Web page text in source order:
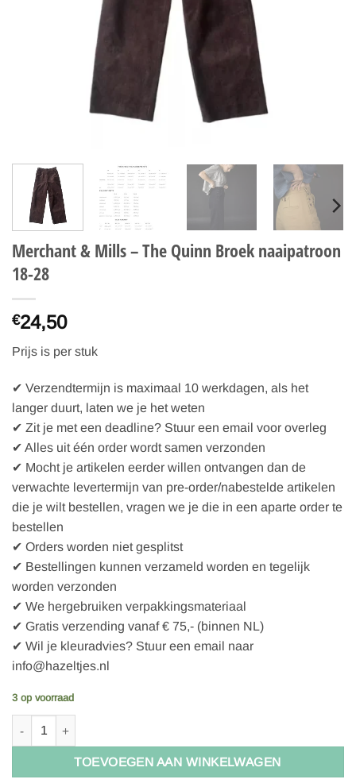
Merchant & Mills – The Quinn Broek naaipatroon
18-28
€24,50
Prijs is per stuk
✔ Verzendtermijn is maximaal 10 werkdagen, als het
langer duurt, laten we je het weten
✔ Zit je met een deadline? Stuur een email voor overleg
✔ Alles uit één order wordt samen verzonden
✔ Mocht je artikelen eerder willen ontvangen dan de
verwachte levertermijn van pre-order/nabestelde artikelen
die je wilt bestellen, vragen we je die in een aparte order te
bestellen
✔ Orders worden niet gesplitst
✔ Bestellingen kunnen verzameld worden en tegelijk
worden verzonden
✔ We hergebruiken verpakkingsmateriaal
✔ Gratis verzending vanaf € 75,- (binnen NL)
✔ Wil je kleuradvies? Stuur een email naar
info@hazeltjes.nl
3 op voorraad
Merchant & Mills - The Quinn Broek naaipatroon 18-28 aantal
TOEVOEGEN AAN WINKELWAGEN